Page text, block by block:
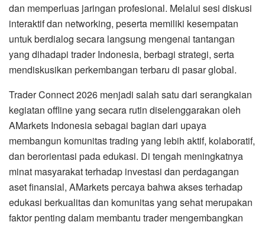
dan memperluas jaringan profesional. Melalui sesi diskusi
interaktif dan networking, peserta memiliki kesempatan
untuk berdialog secara langsung mengenai tantangan
yang dihadapi trader Indonesia, berbagi strategi, serta
mendiskusikan perkembangan terbaru di pasar global.
Trader Connect 2026 menjadi salah satu dari serangkaian
kegiatan offline yang secara rutin diselenggarakan oleh
AMarkets Indonesia sebagai bagian dari upaya
membangun komunitas trading yang lebih aktif, kolaboratif,
dan berorientasi pada edukasi. Di tengah meningkatnya
minat masyarakat terhadap investasi dan perdagangan
aset finansial, AMarkets percaya bahwa akses terhadap
edukasi berkualitas dan komunitas yang sehat merupakan
faktor penting dalam membantu trader mengembangkan